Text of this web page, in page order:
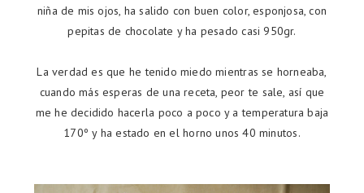
niña de mis ojos, ha salido con buen color, esponjosa, con
pepitas de chocolate y ha pesado casi 950gr.
La verdad es que he tenido miedo mientras se horneaba,
cuando más esperas de una receta, peor te sale, así que
me he decidido hacerla poco a poco y a temperatura baja
170º y ha estado en el horno unos 40 minutos.